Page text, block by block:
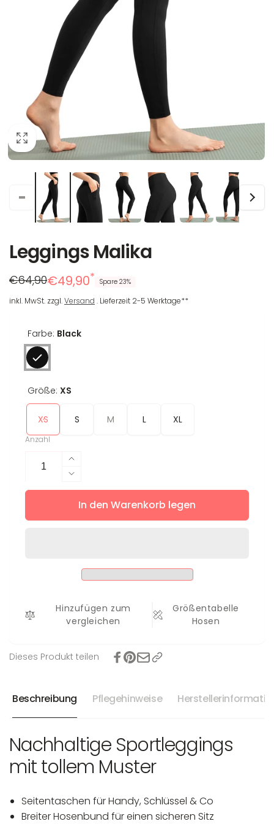
Leggings Malika
Regulärer
Preis
€64,90
Reduzierter
Preis
€49,90* Spare 23%
inkl. MwSt. zzgl.Versand . Lieferzeit 2-5 Werktage**
Farbe: Black
Größe: XS
XS S M L XL
Anzahl
Erhöhe
die
Menge
für
Verringere
die
Menge
für
In den Warenkorb legen
Hinzufügen zum
vergleichen
Größentabelle
Hosen
Dieses Produkt teilen
Beschreibung Pflegehinweise
Nachhaltige Sportleggings
mit tollem Muster
Seitentaschen für Handy, Schlüssel & Co
Breiter Hosenbund für einen sicheren Sitz